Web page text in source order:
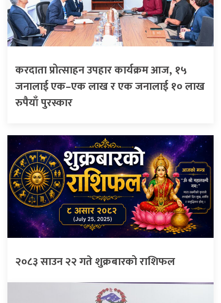
करदाता प्रोत्साहन उपहार कार्यक्रम आज, १५
जनालाई एक–एक लाख र एक जनालाई १० लाख
रुपैयाँ पुरस्कार
२०८३ साउन २२ गते शुक्रबारको राशिफल